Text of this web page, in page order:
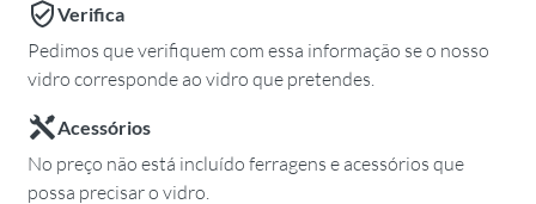
Verifica
Pedimos que verifiquem com essa informação se o nosso
vidro corresponde ao vidro que pretendes.
Acessórios
No preço não está incluído ferragens e acessórios que
possa precisar o vidro.